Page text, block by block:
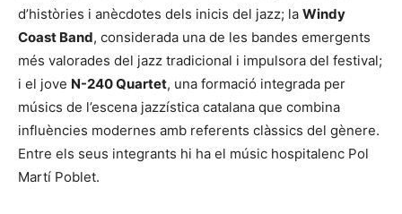
d’històries i anècdotes dels inicis del jazz; la Windy
Coast Band, considerada una de les bandes emergents
més valorades del jazz tradicional i impulsora del festival;
i el jove N-240 Quartet, una formació integrada per
músics de l’escena jazzística catalana que combina
influències modernes amb referents clàssics del gènere.
Entre els seus integrants hi ha el músic hospitalenc Pol
Martí Poblet.